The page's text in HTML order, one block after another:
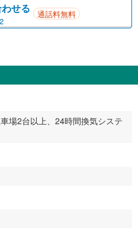
せる 通話料無料
場2台以上、24時間換気システ